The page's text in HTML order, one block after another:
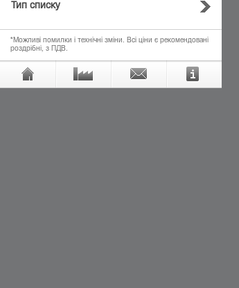
Тип списку
*Можливі помилки і технічні зміни. Всі ціни є рекомендовані
роздрібні, з ПДВ.